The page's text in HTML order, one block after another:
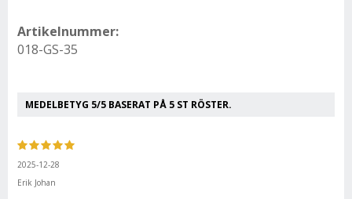
Artikelnummer:
018-GS-35
MEDELBETYG 5/5 BASERAT PÅ 5 ST RÖSTER.
2025-12-28
Erik Johan